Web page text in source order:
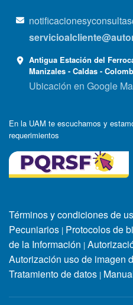
Antigua Estación del
Manizales - Caldas -
Ubicación en Google
En la UAM te escuchamos y
requerimientos
Términos y condiciones de
Pecuniarios | Protocolos de
de la Información |
Autorización uso de imagen
Tratamiento de datos |